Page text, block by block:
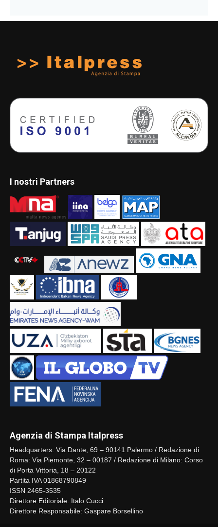
I nostri Partners
Agenzia di Stampa Italpress
Headquarters: Via Dante, 69 – 90141 Palermo / Redazione di
Roma: Via Piemonte, 32 – 00187 / Redazione di Milano: Corso
di Porta Vittoria, 18 – 20122
Partita IVA 01868790849
ISSN 2465-3535
Direttore Editoriale: Italo Cucci
Direttore Responsabile: Gaspare Borsellino